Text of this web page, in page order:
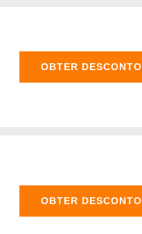
OBTER DESCONTO
OBTER DESCONTO